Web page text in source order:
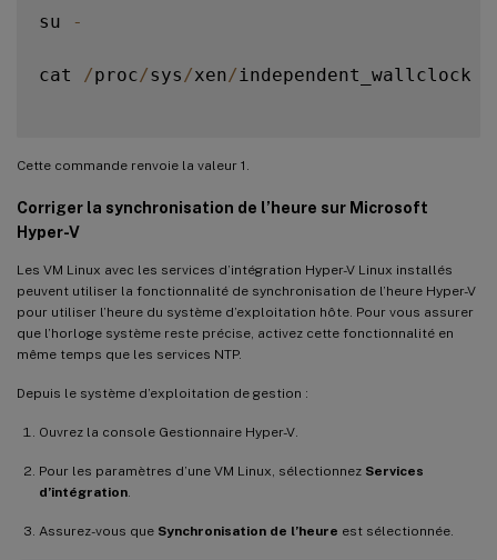
su -
cat /proc/sys /xen/ independent_wallclock
Cette commande renvoie la valeur 1.
Corriger la synchronisation de l’heure sur Microsoft
Hyper-V
Les VM Linux avec les services d’intégration Hyper-V Linux installés
peuvent utiliser la fonctionnalité de synchronisation de l’heure Hyper-V
pour utiliser l’heure du système d’exploitation hôte. Pour vous assurer
que l’horloge système reste précise, activez cette fonctionnalité en
même temps que les services NTP.
Depuis le système d’exploitation de gestion :
Ouvrez la console Gestionnaire Hyper-V.
Pour les paramètres d’une VM Linux, sélectionnez Services
d’intégration
Assurez-vous que Synchronisation de l’heure est sélectionnée.